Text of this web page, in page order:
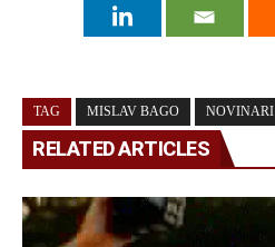
TAG MISLAV BAGO NOVINARI
RELATED ARTICLES